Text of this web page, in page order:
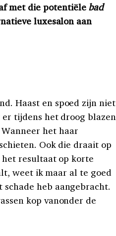
met die potentiële bad
luxesalon aan
Haast en spoed zijn niet
tijdens het droog blazen
het haar
Ook die draait op
resultaat op korte
weet ik maar al te goed
heb aangebracht.
kop vanonder de